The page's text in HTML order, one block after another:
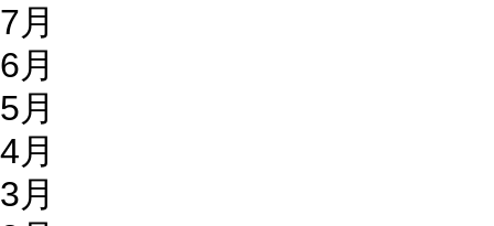
7月
6月
5月
4月
3月